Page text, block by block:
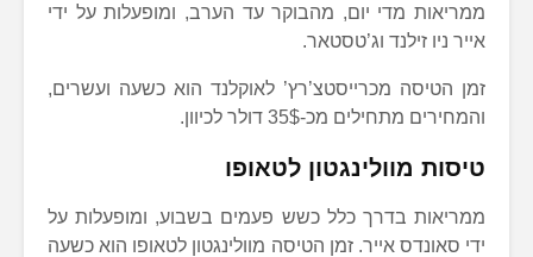
ממריאות מדי יום, מהבוקר עד הערב, ומופעלות על ידי
אייר ניו זילנד וג’טסטאר.
זמן הטיסה מכרייסטצ’רץ’ לאוקלנד הוא כשעה ועשרים,
והמחירים מתחילים מכ-35$ דולר לכיוון.
טיסות מוולינגטון לטאופו
ממריאות בדרך כלל כשש פעמים בשבוע, ומופעלות על
ידי סאונדס אייר. זמן הטיסה מוולינגטון לטאופו הוא כשעה